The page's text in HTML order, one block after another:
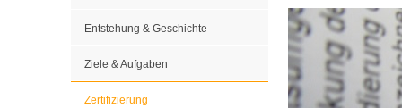
Entstehung & Geschichte
Ziele & Aufgaben
Zertifizierung